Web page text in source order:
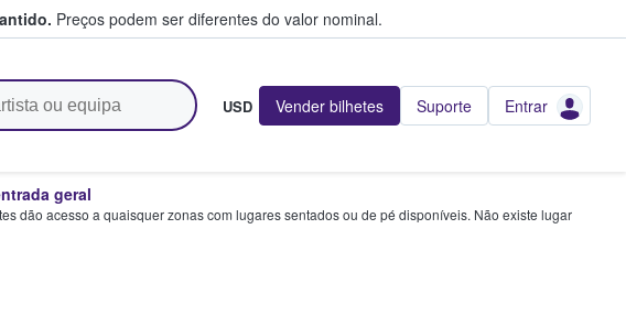
Preços podem ser diferentes do valor nominal.
USD Vender bilhetes Suporte Entrar
geral
dão acesso a quaisquer zonas com lugares sentados ou de pé disponíveis. Não existe lugar